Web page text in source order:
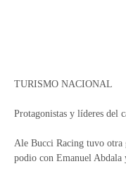
TURISMO NACIONAL
Protagonistas y líderes del
Ale Bucci Racing tuvo otra
podio con Emanuel Abdala